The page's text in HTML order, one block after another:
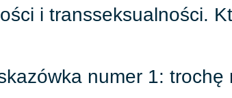
i transseksualności.
numer 1: trochę